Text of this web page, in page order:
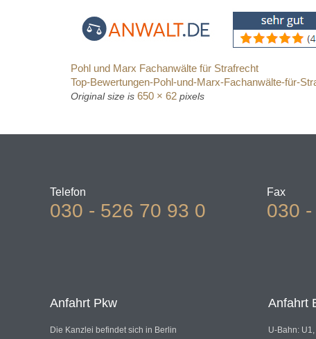
Pohl und Marx Fachanwälte für Strafrecht
Top-Bewertungen-Pohl-und-Marx-Fachanwälte-für-
Original size is 650 × 62 pixels
Telefon
030 - 526 70 93 0
Fax
030
Anfahrt Pkw
Die Kanzlei befindet sich in Berlin
Anfahrt
U-Bahn: